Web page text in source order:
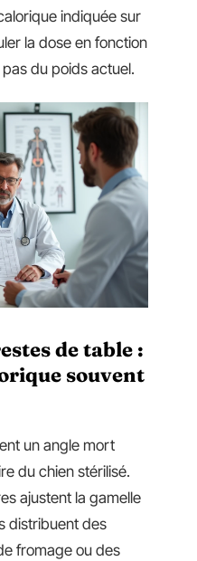
indiquée sur
la dose en fonction
du poids actuel.
de table :
souvent
un angle mort
du chien stérilisé.
ajustent la gamelle
distribuent des
fromage ou des